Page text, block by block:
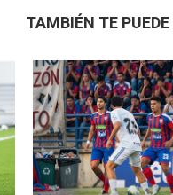
TAMBIÉN TE